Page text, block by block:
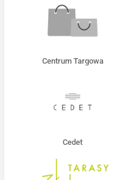
Centrum Targowa
Cedet